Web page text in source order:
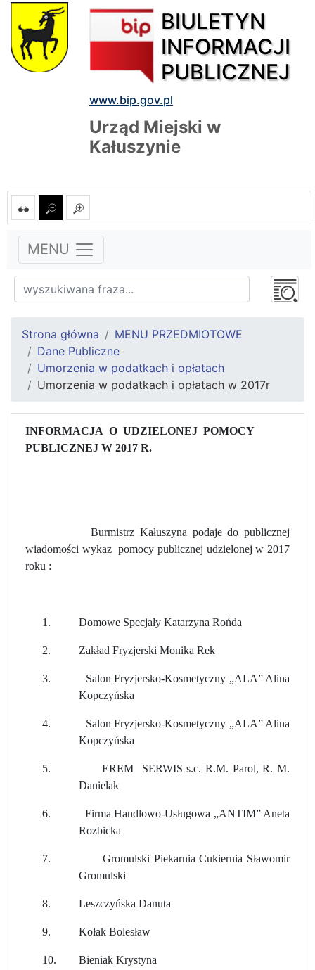
BIULETYN
INFORMACJI
PUBLICZNEJ
www.bip.gov.pl
Urząd Miejski w
Kałuszynie
MENU
Strona główna
MENU PRZEDMIOTOWE
Dane Publiczne
Umorzenia w podatkach i opłatach
Umorzenia w podatkach i opłatach w 2017r
INFORMACJA O UDZIELONEJ POMOCY
PUBLICZNEJ W 2017 R.
Burmistrz Kałuszyna podaje do publicznej
wiadomości wykaz pomocy publicznej udzielonej w 2017
roku :
1. Domowe Specjały Katarzyna Rońda
2. Zakład Fryzjerski Monika Rek
3.
Salon Fryzjersko-Kosmetyczny „ALA” Alina
Kopczyńska
4.
Salon Fryzjersko-Kosmetyczny „ALA” Alina
Kopczyńska
5. EREM
SERWIS s.c. R.M. Parol, R. M.
Danielak
6.
Firma Handlowo-Usługowa „ANTIM” Aneta
Rozbicka
7.
Gromulski Piekarnia Cukiernia Sławomir
Gromulski
8. Leszczyńska Danuta
9. Kołak Bolesław
10. Bieniak Krystyna